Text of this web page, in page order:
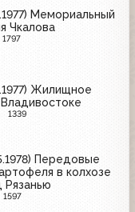
Мемориальный
Чкалова
1797
Жилищное
1339
Передовые
в колхозе
Рязанью
1597